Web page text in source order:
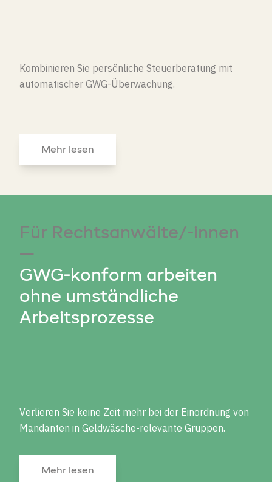
Kombinieren Sie persönliche Steuerberatung mit
automatischer GWG-Überwachung.
Mehr lesen
Für Rechtsanwälte/-innen
—
GWG-konform arbeiten
ohne umständliche
Arbeitsprozesse
Verlieren Sie keine Zeit mehr bei der Einordnung von
Mandanten in Geldwäsche-relevante Gruppen.
Mehr lesen